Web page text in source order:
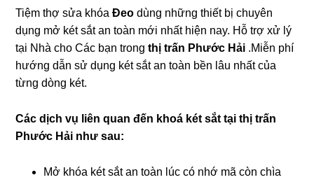
Tiệm thợ sửa khóaĐeo dùng những thiết bị chuyên
dụng mở két sắt an toàn mới nhất hiện nay. Hỗ trợ xử lý
tại Nhà cho Các bạn trongthị trấn Phước Hải .Miễn phí
hướng dẫn sử dụng két sắt an toàn bền lâu nhất của
từng dòng két.
Các dịch vụ liên quan đến khoá két sắt tại thị trấn
Phước Hải như sau:
Mở khóa két sắt an toàn lúc có nhớ mã còn chìa